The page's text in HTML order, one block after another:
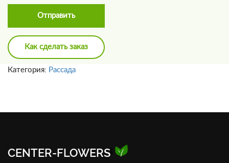
Отправить
Как сделать заказ
Категория: Рассада
CENTER-FLOWERS